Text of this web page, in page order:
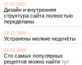
17.02.2007
Дизайн и внутренняя
структура сайта полностью
переделаны
12.12.2006
Устранены мелкие недочёты
16.02.2006
Сто самых популярных
рецептов можно найти тут